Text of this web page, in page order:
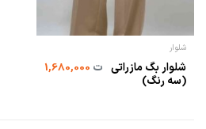
شلوار
شلوار بگ مازراتی
(سه رنگ)
ت1,680,000